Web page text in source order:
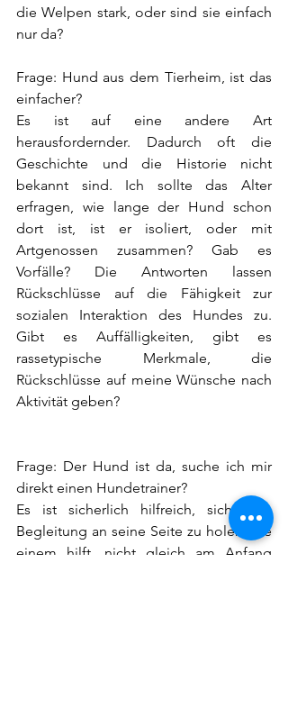
die Welpen stark, oder sind sie einfach
nur da?
Frage: Hund aus dem Tierheim, ist das
einfacher?
Es ist auf eine andere Art
herausfordernder. Dadurch oft die
Geschichte und die Historie nicht
bekannt sind. Ich sollte das Alter
erfragen, wie lange der Hund schon
dort ist, ist er isoliert, oder mit
Artgenossen zusammen? Gab es
Vorfälle? Die Antworten lassen
Rückschlüsse auf die Fähigkeit zur
sozialen Interaktion des Hundes zu.
Gibt es Auffälligkeiten, gibt es
rassetypische Merkmale, die
Rückschlüsse auf meine Wünsche nach
Aktivität geben?
Frage: Der Hund ist da, suche ich mir
direkt einen Hundetrainer?
Es ist sicherlich hilfreich, sich eine
Begleitung an seine Seite zu holen, die
einem hilft, nicht gleich am Anfang